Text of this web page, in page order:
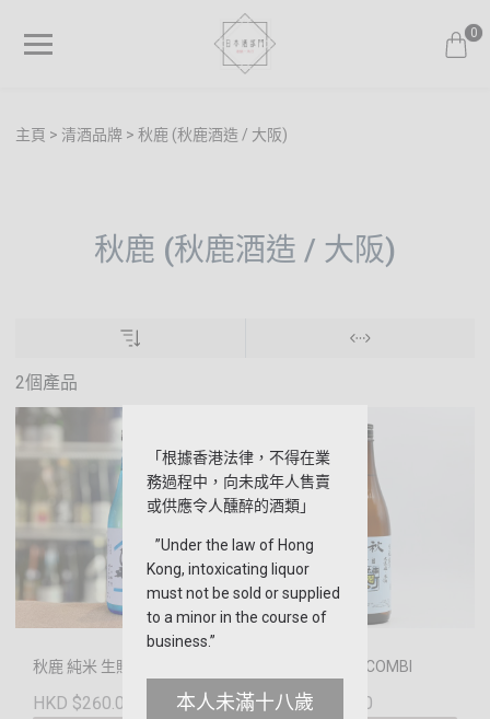
0
主頁 清酒品牌 秋鹿 (秋鹿酒造 / 大阪)
秋鹿 (秋鹿酒造 / 大阪)
2個產品
秋鹿 純米 生貯蔵酒 ひや
HKD $260.00
秋鹿 GOLDEN COMBI
HKD $428.00
「根據香港法律，不得在業
務過程中，向未成年人售賣
或供應令人醺醉的酒類」
”Under the law of Hong
Kong, intoxicating liquor
must not be sold or supplied
to a minor in the course of
business.”
本人未滿十八歲